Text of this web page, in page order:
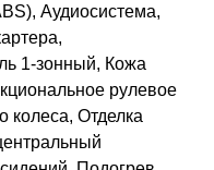
Аудиосистема,
1-зонный, Кожа
рулевое
колеса, Отделка